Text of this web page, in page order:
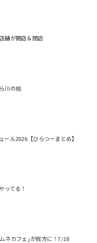
舗が開店＆閉店
川の桃
ル2026【ひらつーまとめ】
ってる！
ネカフェ｣が枚方に！7/18